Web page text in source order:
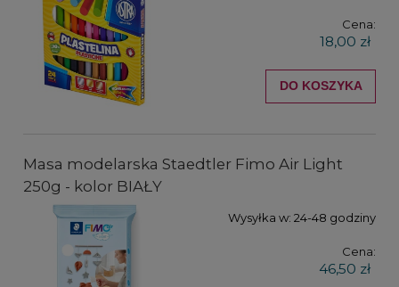
Cena:
18,00 zł
DO KOSZYKA
Masa modelarska Staedtler Fimo Air Light
250g - kolor BIAŁY
Wysyłka w: 24-48 godziny
Cena:
46,50 zł